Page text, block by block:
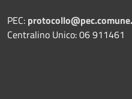
PEC:
Centralino Unico: 06 911461